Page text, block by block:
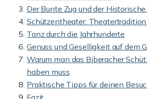
Der Bunte Zug und der
Schützentheater:
Tanz durch die Jahrhunderte
Genuss und Geselligkeit auf dem
Warum man das Biberacher
haben muss
Praktische Tipps für deinen
Fazit